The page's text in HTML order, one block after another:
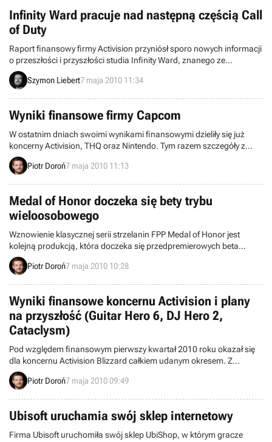
zrealizowania w przyszłości.
Infinity Ward pracuje nad następną częścią Call
of Duty
Raport finansowy firmy Activision przyniósł sporo nowych informacji
o przeszłości i przyszłości studia Infinity Ward, znanego ze
stworzenia serii Call of Duty. Bobby Kottick, prezes wydawcy,
pierwszy raz odniósł się do marcowych wydarzeń, a Thomas Tippl
Szymon Liebert7 maja 2010 11:34
Wyniki finansowe firmy Capcom
W ostatnim dniach swoimi wynikami finansowymi dzieliły się już
koncerny Activision, THQ oraz Nintendo. Tym razem szczegóły z
rocznego raportu finansowego ujawniła firma Capcom.
Piotr Doroń7 maja 2010 11:13
Medal of Honor doczeka się bety trybu
wieloosobowego
Wznowienie klasycznej serii strzelanin FPP Medal of Honor jest
kolejną produkcją, która doczeka się przedpremierowych beta
testów. Wzorem chociażby Battlefield: Bad Company 2, firma
Electronic Arts udostępni wczesną wersję trybu wieloosobowego,
Piotr Doroń7 maja 2010 10:28
Wyniki finansowe koncernu Activision i plany
na przyszłość (Guitar Hero 6, DJ Hero 2,
Cataclysm)
Pod względem finansowym pierwszy kwartał 2010 roku okazał się
dla koncernu Activision Blizzard całkiem udanym okresem. Z
informacji zawartych w najnowszym raporcie firmy wynika, że od 1
stycznia do 31 marca udało się jej wypracować przychód na
Piotr Doroń7 maja 2010 09:49
Ubisoft uruchamia swój sklep internetowy
Firma Ubisoft uruchomiła swój sklep UbiShop, w którym gracze